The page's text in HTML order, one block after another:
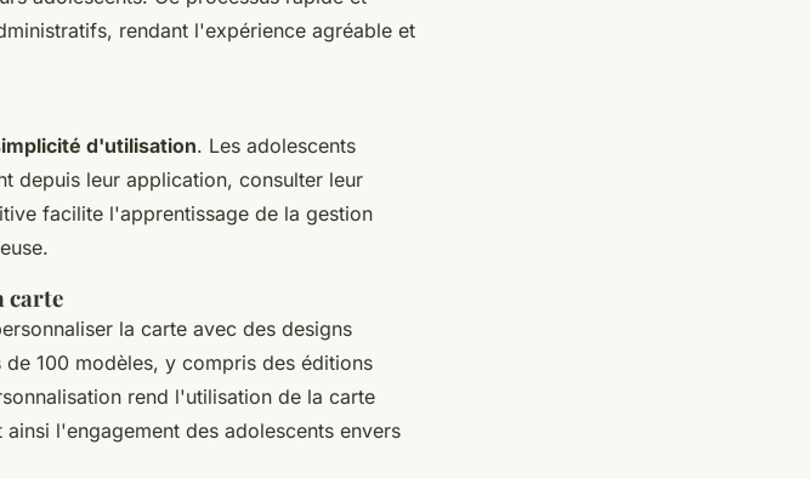
rendant l'expérience agréable et
d'utilisation. Les adolescents
depuis leur application, consulter leur
facilite l'apprentissage de la gestion
carte
la carte avec des designs
100 modèles, y compris des éditions
rend l'utilisation de la carte
l'engagement des adolescents envers